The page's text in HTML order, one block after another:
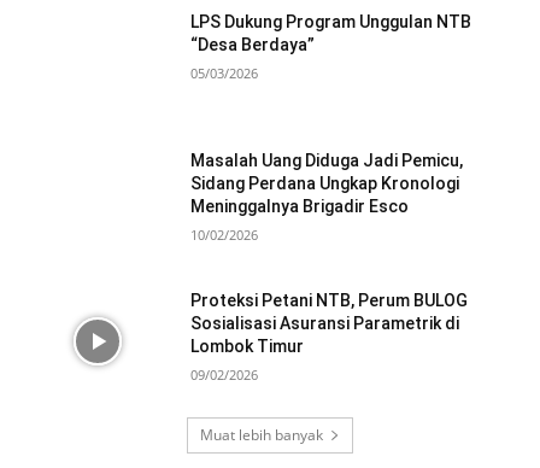
LPS Dukung Program Unggulan NTB
“Desa Berdaya”
05/03/2026
Masalah Uang Diduga Jadi Pemicu,
Sidang Perdana Ungkap Kronologi
Meninggalnya Brigadir Esco
10/02/2026
Proteksi Petani NTB, Perum BULOG
Sosialisasi Asuransi Parametrik di
Lombok Timur
09/02/2026
Muat lebih banyak